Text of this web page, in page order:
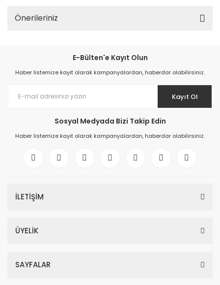
Önerileriniz
E-Bülten'e Kayıt Olun
Haber listemize kayıt olarak kampanyalardan, haberdar olabilirsiniz.
Kayıt Ol
Sosyal Medyada Bizi Takip Edin
Haber listemize kayıt olarak kampanyalardan, haberdar olabilirsiniz.
İLETİŞİM
ÜYELİK
SAYFALAR